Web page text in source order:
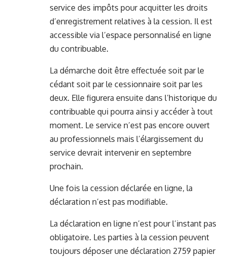
service des impôts pour acquitter les droits
d’enregistrement relatives à la cession. Il est
accessible via l’espace personnalisé en ligne
du contribuable.
La démarche doit être effectuée soit par le
cédant soit par le cessionnaire soit par les
deux. Elle figurera ensuite dans l’historique du
contribuable qui pourra ainsi y accéder à tout
moment. Le service n’est pas encore ouvert
au professionnels mais l’élargissement du
service devrait intervenir en septembre
prochain.
Une fois la cession déclarée en ligne, la
déclaration n’est pas modifiable.
La déclaration en ligne n’est pour l’instant pas
obligatoire. Les parties à la cession peuvent
toujours déposer une déclaration 2759 papier